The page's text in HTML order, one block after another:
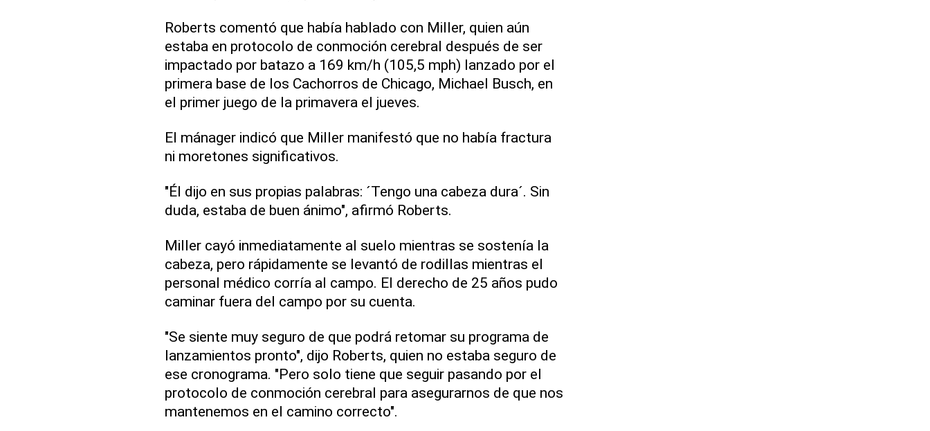
Roberts comentó que había hablado con Miller, quien aún
estaba en protocolo de conmoción cerebral después de ser
impactado por batazo a 169 km/h (105,5 mph) lanzado por el
primera base de los Cachorros de Chicago, Michael Busch, en
el primer juego de la primavera el jueves.
El mánager indicó que Miller manifestó que no había fractura
ni moretones significativos.
"Él dijo en sus propias palabras: ´Tengo una cabeza dura´. Sin
duda, estaba de buen ánimo", afirmó Roberts.
Miller cayó inmediatamente al suelo mientras se sostenía la
cabeza, pero rápidamente se levantó de rodillas mientras el
personal médico corría al campo. El derecho de 25 años pudo
caminar fuera del campo por su cuenta.
"Se siente muy seguro de que podrá retomar su programa de
lanzamientos pronto", dijo Roberts, quien no estaba seguro de
ese cronograma. "Pero solo tiene que seguir pasando por el
protocolo de conmoción cerebral para asegurarnos de que nos
mantenemos en el camino correcto".